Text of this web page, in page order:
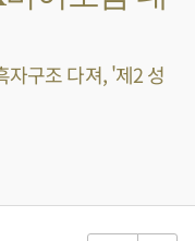
자구조 다져, '제2 성